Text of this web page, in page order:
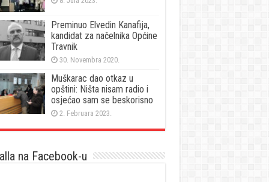
Preminuo Elvedin Kanafija,
kandidat za načelnika Općine
Travnik
30. Novembra 2020.
Muškarac dao otkaz u
opštini: Ništa nisam radio i
osjećao sam se beskorisno
2. Februara 2023.
na Facebook-u